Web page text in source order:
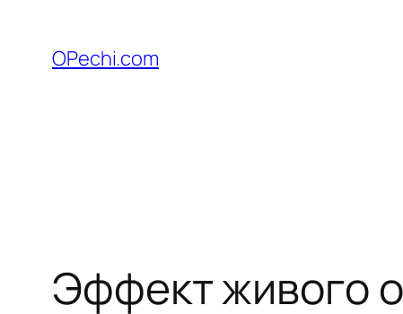
содержимому
OPechi.com
Эффект живого